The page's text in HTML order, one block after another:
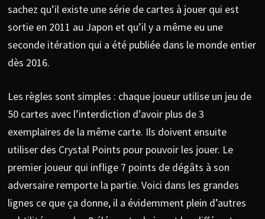
sachez qu’il existe une série de cartes à jouer qui est
sortie en 2011 au Japon et qu’il y a même eu une
seconde itération qui a été publiée dans le monde entier
dès 2016.
Les règles sont simples : chaque joueur utilise un jeu de
50 cartes avec l’interdiction d’avoir plus de 3
exemplaires de la même carte. Ils doivent ensuite
utiliser des Crystal Points pour pouvoir les jouer. Le
premier joueur qui inflige 7 points de dégâts à son
adversaire remporte la partie. Voici dans les grandes
lignes ce que ça donne, il a évidemment plein d’autres